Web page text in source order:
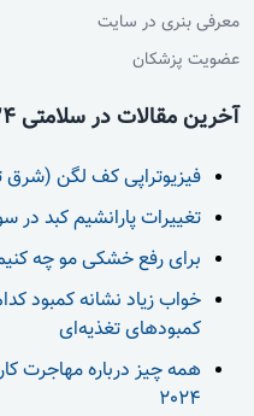
معرفی بنری در سایت
عضویت پزشکان
آخرین مقالات در سلامتی 24
فیزیوتراپی کف لگن (شرق
تغییرات پارانشیم کبد در
برای رفع خشکی مو چه
خواب زیاد نشانه کمبود
کمبودهای تغذیه‌ای
همه چیز درباره مهاجرت
2024